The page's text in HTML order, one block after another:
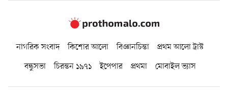
নাগরিক সংবাদ কিশোর আলো বিজ্ঞানচিন্তা
প্রথম আলো ট্রাস্ট
বন্ধুসভা
চিরন্তন ১৯৭১ ইপেপার প্রথমা মোবাইল ভ্যাস